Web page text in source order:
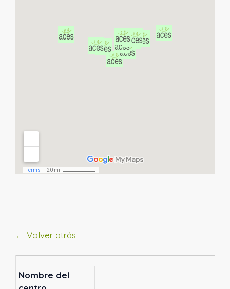
← Volver atrás
Nombre del